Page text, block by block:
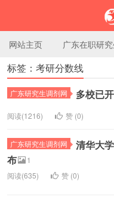
网站主页 广东在职研
标签：考研分数线
广东研究生调剂网 多校已
阅读(1216) 赞 (0)
广东研究生调剂网
清华大
布
1
阅读(635)
赞 (0)